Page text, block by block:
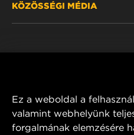
HOL KAPHATÓ
KÖZÖSSÉGI MÉDIA
Ez a weboldal a
valamint webhelyünk
forgalmának elemzésére